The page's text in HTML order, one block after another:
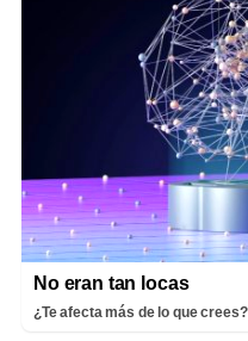
No eran tan locas
¿Te afecta más de lo que